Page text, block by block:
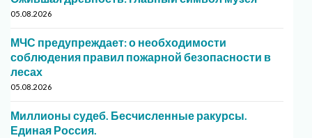
05.08.2026
МЧС предупреждает: о необходимости
соблюдения правил пожарной безопасности в
лесах
05.08.2026
Миллионы судеб. Бесчисленные ракурсы.
Единая Россия.